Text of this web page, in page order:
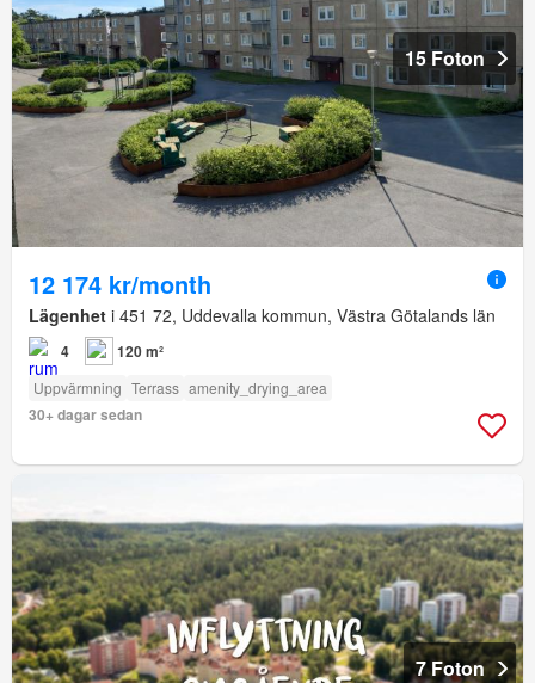
15 Foton
12 174 kr/month
Lägenhet i 451 72, Uddevalla kommun, Västra Götalands län
4 120 m²
Uppvärmning Terrass amenity_drying_area
30+ dagar sedan
7 Foton